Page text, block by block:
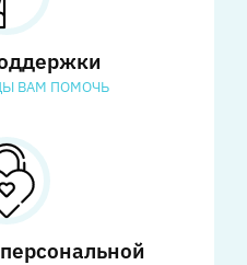
ВАМ ПОМОЧЬ